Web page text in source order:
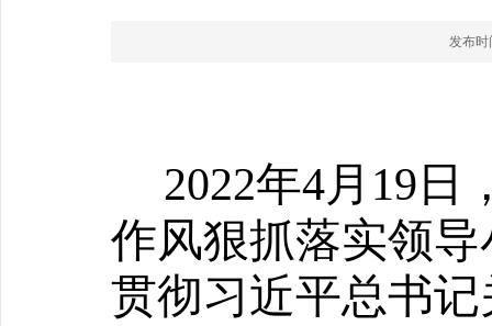
发布时
2022年4月19日
作风狠抓落实领
贯彻习近平总书